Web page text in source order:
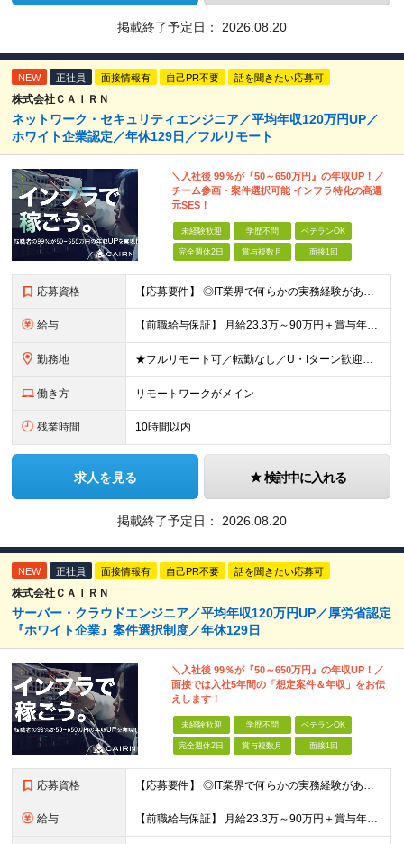
掲載終了予定日： 2026.08.20
NEW 正社員 面接情報有 自己PR不要 話を聞きたい応募可
株式会社ＣＡＩＲＮ
ネットワーク・セキュリティエンジニア／平均年収120万円UP／
ホワイト企業認定／年休129日／フルリモート
＼入社後 99％が『50～650万円』の年収UP！／
チーム参画・案件選択可能 インフラ特化の高還
元SES！
未経験歓迎 学歴不問 ベテランOK
完全週休2日 賞与複数月 面接1回
応募資格 【応募要件】 ◎IT業界で何らかの実務経験がある方 └2～3ヶ月の実務経験のある方は歓迎します！ 例）PCキッティングやモバイル通信基地局の業務経験者など インフラエンジニアとしてご経験のある方は、
給与 【前職給与保証】 月給23.3万～90万円＋賞与年2回＋インセンティブ ★年収1000万円以上の実績あり！ ※上記月給には月20～30時間分（2万9,300円～21万7,900円）の固定残業代を含み
勤務地 ★フルリモート可／転勤なし／U・Iターン歓迎★ ◎勤務地は相談の上、ご自宅近くに調整します！ 【勤務地】 本社、または東京／埼玉／千葉／神奈川／愛知／仙台のクライアント先 ◎完全在宅（フルリモート）
働き方 リモートワークがメイン
残業時間 10時間以内
求人を見る 検討中に入れる
掲載終了予定日： 2026.08.20
NEW 正社員 面接情報有 自己PR不要 話を聞きたい応募可
株式会社ＣＡＩＲＮ
サーバー・クラウドエンジニア／平均年収120万円UP／厚労省認定
『ホワイト企業』案件選択制度／年休129日
＼入社後 99％が『50～650万円』の年収UP！／
面接では入社5年間の「想定案件＆年収」をお伝
えします！
未経験歓迎 学歴不問 ベテランOK
完全週休2日 賞与複数月 面接1回
応募資格 【応募要件】 ◎IT業界で何らかの実務経験がある方 └2～3ヶ月の実務経験のある方は歓迎します！ 例）PCキッティングやモバイル通信基地局の業務経験者など インフラエンジニアとして経験のある方は、
給与 【前職給与保証】 月給23.3万～90万円＋賞与年2回＋インセンティブ ★年収1000万円以上の実績あり！ ※上記月給には月20～30時間分（2万9,300円～21万7,900円）の固定残業代を含み